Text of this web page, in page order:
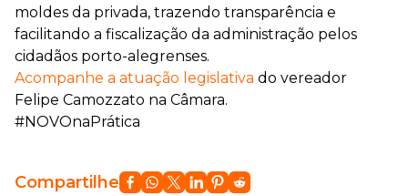
moldes da privada, trazendo transparência e
facilitando a fiscalização da administração pelos
cidadãos porto-alegrenses.
Acompanhe a atuação legislativa do vereador
Felipe Camozzato na Câmara.
#NOVOnaPrática
Compartilhe